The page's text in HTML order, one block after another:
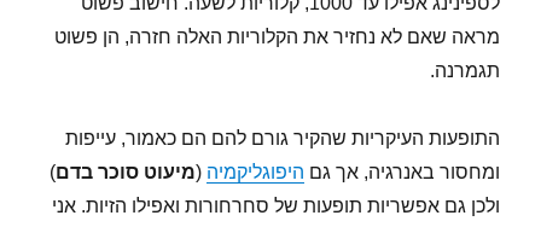
מראה שאם לא נחזיר את הקלוריות האלה חזרה, הן פשוט
תגמרנה.
התופעות העיקריות שהקיר גורם להם הם כאמור, עייפות
ומחסור באנרגיה, אך גם היפוגליקמיה (מיעוט סוכר בדם)
ולכן גם אפשריות תופעות של סחרחורות ואפילו הזיות. אני